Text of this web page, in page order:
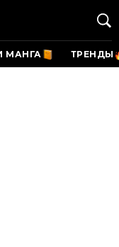
МАНГА ТРЕНДЫ